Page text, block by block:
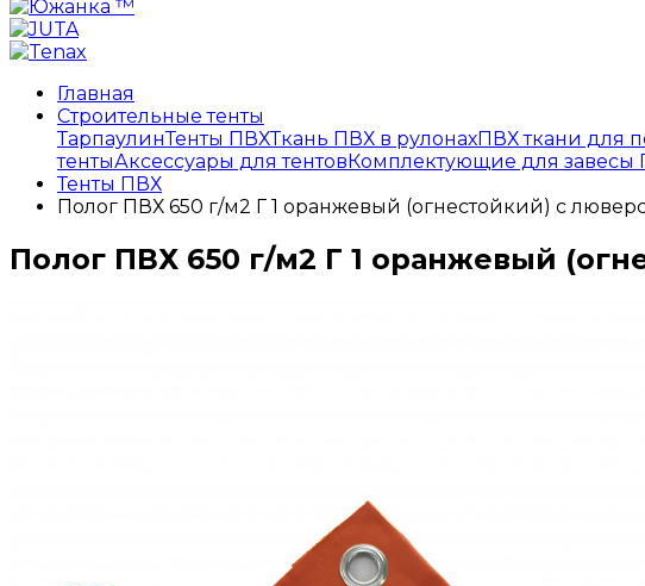
Главная
Строительные тенты
ТарпаулинТенты ПВХТкань ПВХ в рулонахПВХ ткани для
тентыАксессуары для тентовКомплектующие для завесы
Тенты ПВХ
Полог ПВХ 650 г/м2 Г 1 оранжевый (огнестойкий) с
Полог ПВХ 650 г/м2 Г 1 оранжевый